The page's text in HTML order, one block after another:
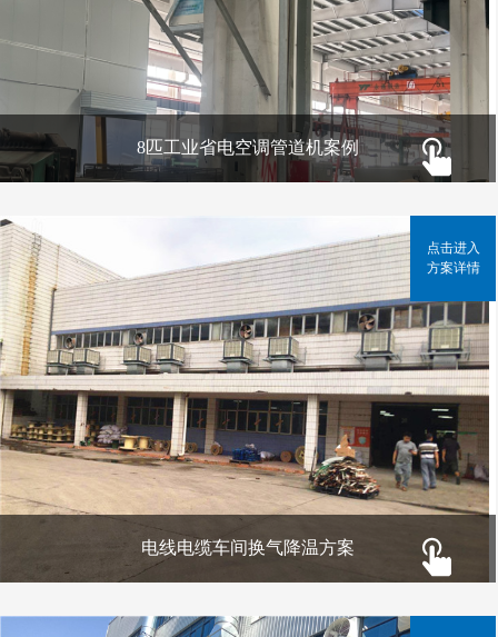
8匹工业省电空调管道机案例
电线电缆车间换气降温方案
点击进入
方案详情